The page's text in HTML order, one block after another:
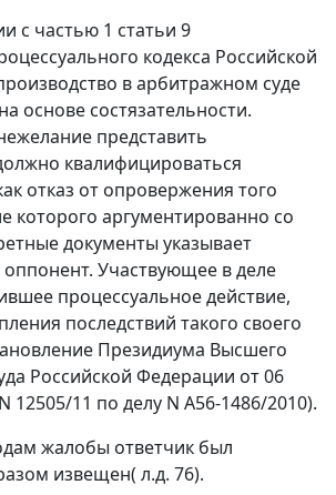
с частью 1 статьи 9
кодекса Российской
в арбитражном суде
основе состязательности.
представить
квалифицироваться
отказ от опровержения того
которого аргументированно со
документы указывает
Участвующее в деле
процессуальное действие,
последствий такого своего
Президиума Высшего
Российской Федерации от 06
12505/11 по делу N А56-1486/2010).
жалобы ответчик был
извещен( л.д. 76).